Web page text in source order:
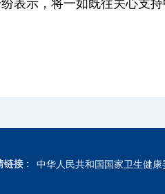
表示，将一如既往关心支
链接 :
链接 : 中华人民共和国国家卫生健康